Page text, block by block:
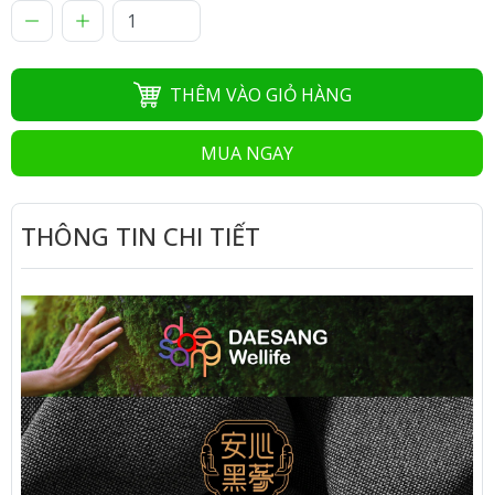
THÊM VÀO GIỎ HÀNG
MUA NGAY
THÔNG TIN CHI TIẾT